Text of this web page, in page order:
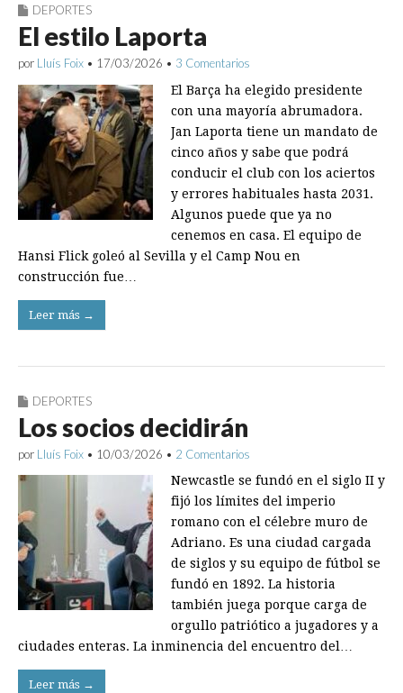
DEPORTES
El estilo Laporta
por Lluís Foix • 17/03/2026 • 3 Comentarios
El Barça ha elegido presidente
con una mayoría abrumadora.
Jan Laporta tiene un mandato de
cinco años y sabe que podrá
conducir el club con los aciertos
y errores habituales hasta 2031.
Algunos puede que ya no
cenemos en casa. El equipo de
Hansi Flick goleó al Sevilla y el Camp Nou en
construcción fue…
Leer más →
DEPORTES
Los socios decidirán
por Lluís Foix • 10/03/2026 • 2 Comentarios
Newcastle se fundó en el siglo II y
fijó los límites del imperio
romano con el célebre muro de
Adriano. Es una ciudad cargada
de siglos y su equipo de fútbol se
fundó en 1892. La historia
también juega porque carga de
orgullo patriótico a jugadores y a
ciudades enteras. La inminencia del encuentro del…
Leer más →